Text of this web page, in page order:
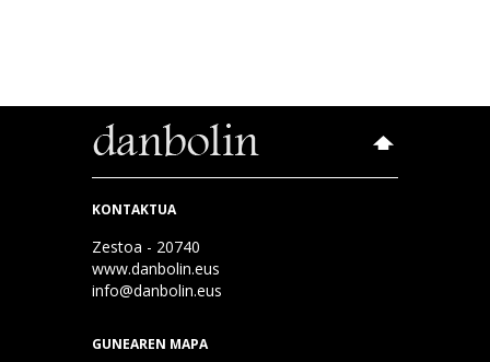
KONTAKTUA
Zestoa - 20740
www.danbolin.eus
info@danbolin.eus
GUNEAREN MAPA